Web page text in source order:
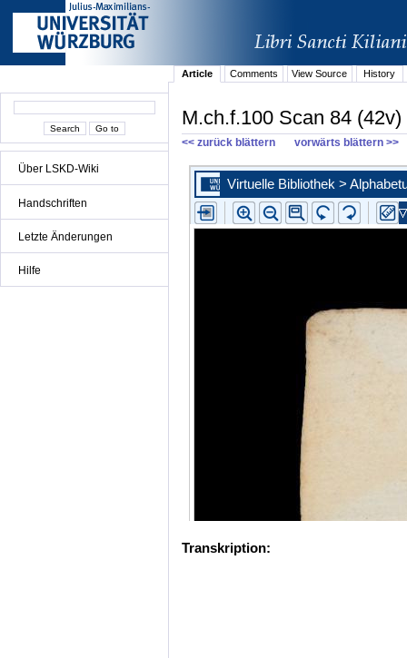
Über LSKD-Wiki
Handschriften
Letzte Änderungen
Hilfe
Article Comments View Source History
M.ch.f.100 Scan 84 (42v)
<< zurück blättern vorwärts blättern >>
Transkription: